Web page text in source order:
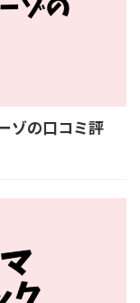
ゾの口コミ評